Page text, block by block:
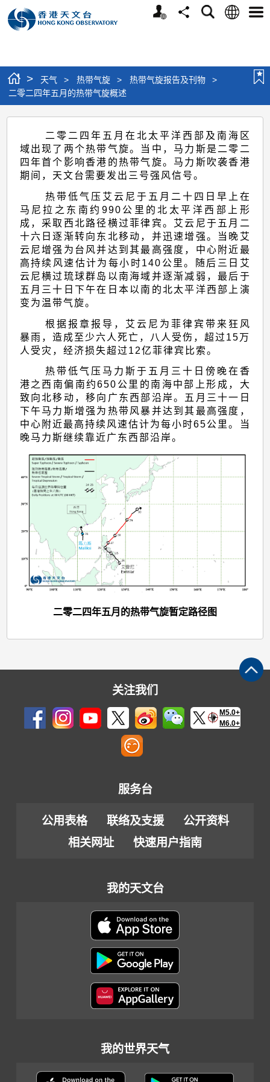
个
分
搜
语
选
> 天气 > 热带气旋 > 热带气旋报告及刊物
>
二零二四年五月的热带气旋概述
二
零
二
四
五
月
的
热
带
气
旋
概
二零二四年五月在北太平洋西部及南海区
域出现了两个热带气旋。当中，马力斯是二零二
四年首个影响香港的热带气旋。马力斯吹袭香港
期间，天文台需要发出三号强风信号。
热带低气压艾云尼于五月二十四日早上在
马尼拉之东南约990公里的北太平洋西部上形
成，采取西北路径横过菲律宾。艾云尼于五月二
十六日逐渐转向东北移动，并迅速增强。当晚艾
云尼增强为台风并达到其最高强度，中心附近最
高持续风速估计为每小时140公里。随后三日艾
云尼横过琉球群岛以南海域并逐渐减弱，最后于
五月三十日下午在日本以南的北太平洋西部上演
变为温带气旋。
根据报章报导，艾云尼为菲律宾带来狂风
暴雨，造成至少六人死亡，八人受伤，超过15万
人受灾，经济损失超过12亿菲律宾比索。
热带低气压马力斯于五月三十日傍晚在香
港之西南偏南约650公里的南海中部上形成，大
致向北移动，移向广东西部沿岸。五月三十一日
下午马力斯增强为热带风暴并达到其最高强度，
中心附近最高持续风速估计为每小时65公里。当
晚马力斯继续靠近广东西部沿岸。
二零二四年五月的热带气旋暂定路径图
关注我们
M5.0+
M6.0+
服务台
公用表格 联络及支援
公开资料
相关网址
快速用户指南
我的天文台
我的世界天气